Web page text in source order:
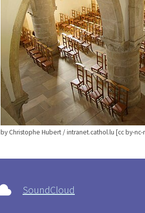
by Christophe Hubert / intranet.cathol.lu [cc by-nc-
SoundCloud